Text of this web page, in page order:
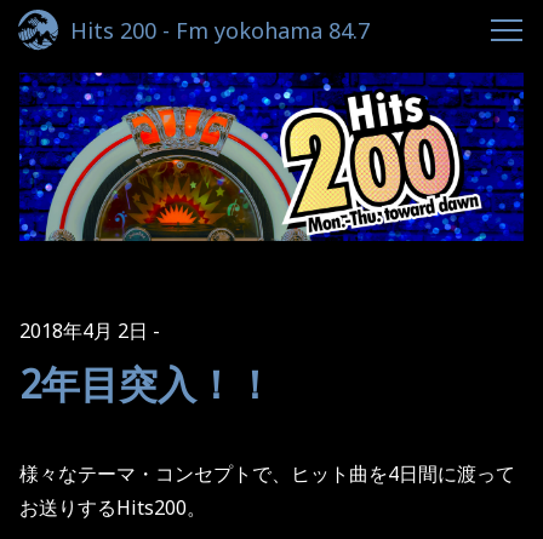
Hits 200 - Fm yokohama 84.7
2018年4月 2日
2年目突入！！
様々なテーマ・コンセプトで、ヒット曲を4日間に渡って
お送りするHits200。